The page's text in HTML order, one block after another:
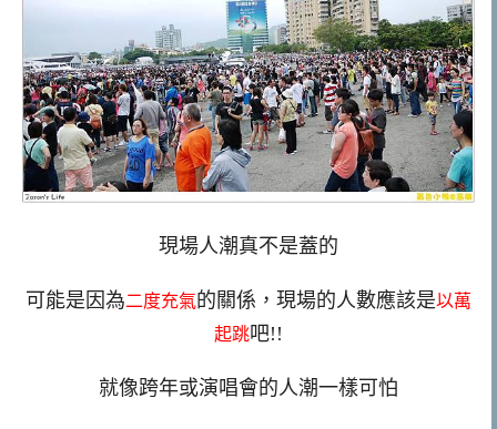
現場人潮真不是蓋的
可能是因為二度充氣的關係，現場的人數應該是以萬
起跳吧!!
就像跨年或演唱會的人潮一樣可怕